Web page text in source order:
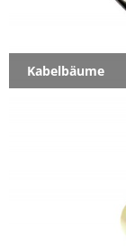
Kabelbäume